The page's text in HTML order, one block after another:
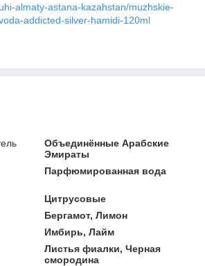
almaty-astana-kazahstan/muzhskie-
addicted-silver-hamidi-120ml
Объединённые Арабские
Эмираты
Парфюмированная вода
Цитрусовые
Бергамот, Лимон
Имбирь, Лайм
Листья фиалки, Черная
смородина